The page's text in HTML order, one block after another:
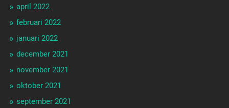
april 2022
februari 2022
januari 2022
december 2021
november 2021
oktober 2021
september 2021